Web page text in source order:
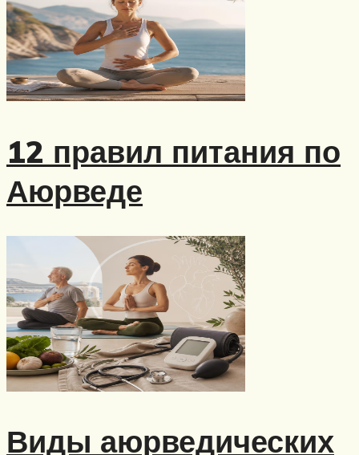
12 правил питания по
Аюрведе
Виды аюрведических